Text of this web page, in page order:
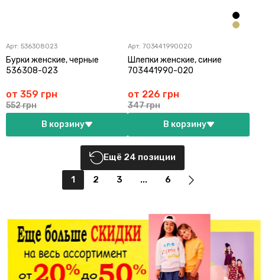
Арт: 536308023
Бурки женские, черные
536308-023
от 359 грн
552 грн
В корзину
Арт: 703441990020
Шлепки женские, синие
703441990-020
от 226 грн
347 грн
В корзину
Ещё 24 позиции
1 2 3 ... 6